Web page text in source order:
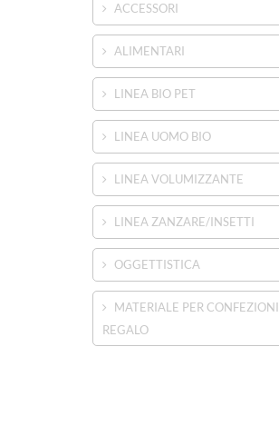
ACCESSORI
ALIMENTARI
LINEA BIO PET
LINEA UOMO BIO
LINEA VOLUMIZZANTE
LINEA ZANZARE/INSETTI
OGGETTISTICA
MATERIALE PER CONFEZIONI
REGALO